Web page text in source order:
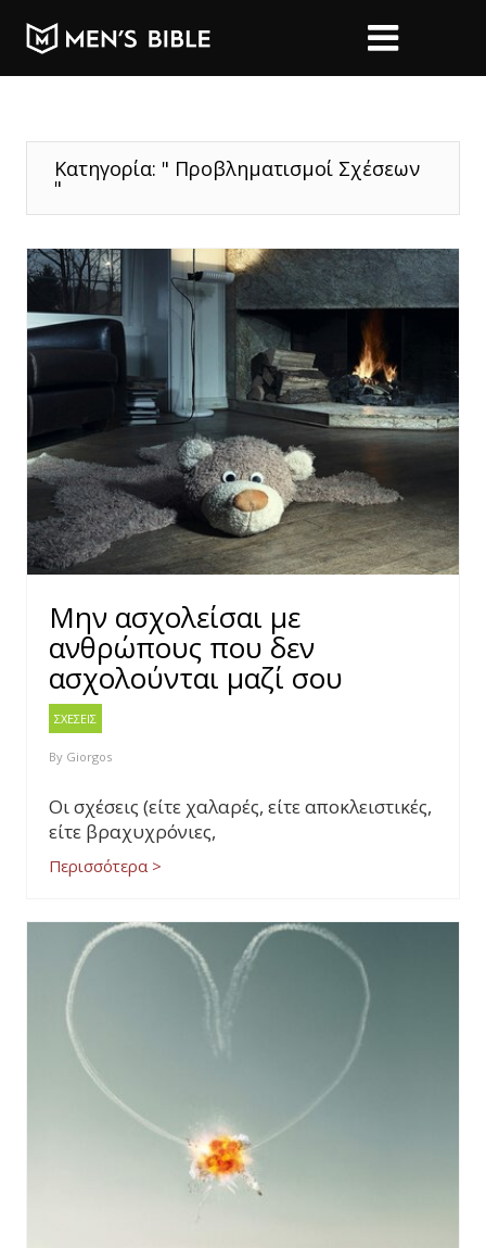
Κατηγορία: " Προβληματισμοί Σχέσεων
"
Μην ασχολείσαι με
ανθρώπους που δεν
ασχολούνται μαζί σου
ΣΧΕΣΕΙΣ
By Giorgos
Οι σχέσεις (είτε χαλαρές, είτε αποκλειστικές,
είτε βραχυχρόνιες,
Περισσότερα >